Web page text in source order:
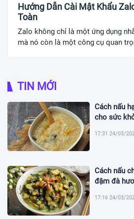
Hướng Dẫn Cài Mật Khẩu
Toàn
Zalo không chỉ là một ứng dụng
mà nó còn là một công cụ quan
TIN MỚI
Cách nấu
cho sức
17:31 24/03/
Cách nấu
đậm đà
17:16 24/03/